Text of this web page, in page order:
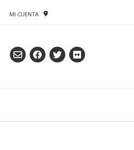
MI CUENTA